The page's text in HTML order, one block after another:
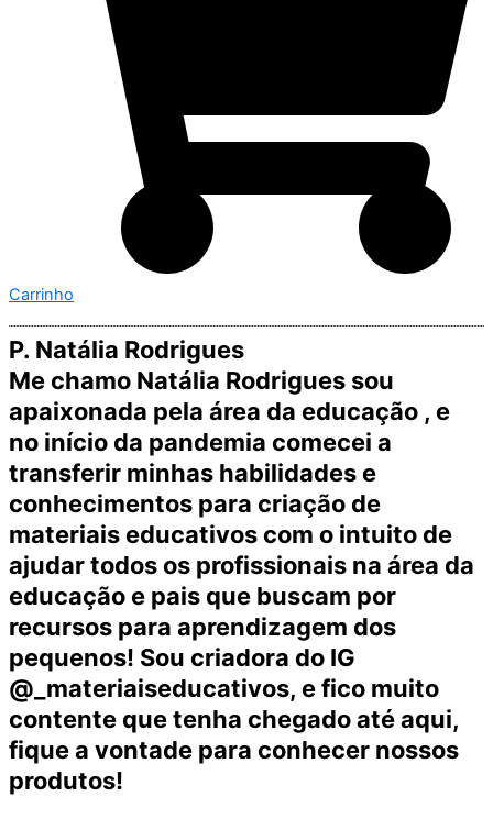
Carrinho
P. Natália Rodrigues
Me chamo Natália Rodrigues sou
apaixonada pela área da educação , e
no início da pandemia comecei a
transferir minhas habilidades e
conhecimentos para criação de
materiais educativos com o intuito de
ajudar todos os profissionais na área da
educação e pais que buscam por
recursos para aprendizagem dos
pequenos! Sou criadora do IG
@_materiaiseducativos, e fico muito
contente que tenha chegado até aqui,
fique a vontade para conhecer nossos
produtos!